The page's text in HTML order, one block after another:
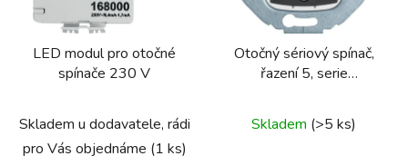
k
LED modul pro otočné
spínače 230 V
Skladem u dodavatele, rádi
pro Vás objednáme (1 ks)
Otočný sériový spínač,
řazení 5, serie
Skladem (>5 ks)